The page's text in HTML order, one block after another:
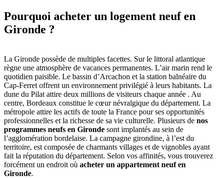
Pourquoi acheter un logement neuf en
Gironde ?
La Gironde possède de multiples facettes. Sur le littoral atlantique
règne une atmosphère de vacances permanentes. L’air marin rend le
quotidien paisible. Le bassin d’Arcachon et la station balnéaire du
Cap-Ferret offrent un environnement privilégié à leurs habitants. La
dune du Pilat attire deux millions de visiteurs chaque année . Au
centre, Bordeaux constitue le cœur névralgique du département. La
métropole attire les actifs de toute la France pour ses opportunités
professionnelles et la richesse de sa vie culturelle. Plusieurs de nos
programmes neufs en Gironde sont implantés au sein de
l’agglomération bordelaise. La campagne girondine, à l’est du
territoire, est composée de charmants villages et de vignobles ayant
fait la réputation du département. Selon vos affinités, vous trouverez
forcément un endroit où acheter un appartement neuf en
Gironde.